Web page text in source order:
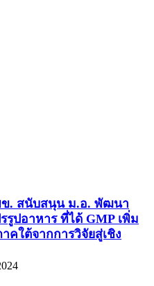
ข. สนับสนุน ม.อ. พัฒนา
รูปอาหาร ที่ได้ GMP เพิ่ม
ใต้จากการวิจัยสู่เชิง